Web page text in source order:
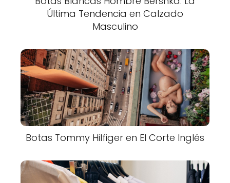
Última Tendencia en Calzado
Masculino
Botas Tommy Hilfiger en El Corte Inglés